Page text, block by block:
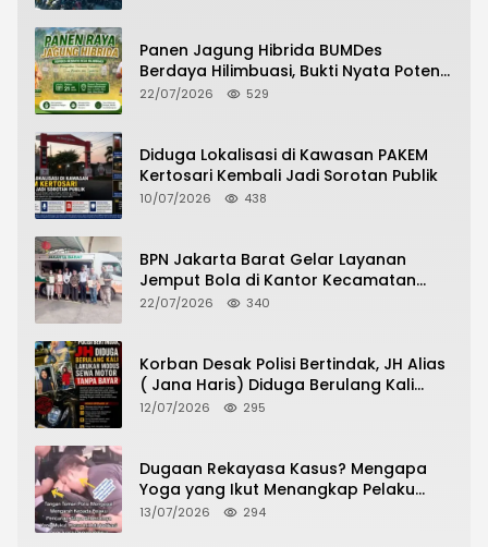
Panen Jagung Hibrida BUMDes
Berdaya Hilimbuasi, Bukti Nyata Potensi
Pertanian Desa
22/07/2026 529
Diduga Lokalisasi di Kawasan PAKEM
Kertosari Kembali Jadi Sorotan Publik
10/07/2026 438
BPN Jakarta Barat Gelar Layanan
Jemput Bola di Kantor Kecamatan
Grogol Petamburan, Warga Antusias
22/07/2026 340
Korban Desak Polisi Bertindak, JH Alias
( Jana Haris) Diduga Berulang Kali
Lakukan Modus Sewa Motor Tanpa
12/07/2026 295
Dugaan Rekayasa Kasus? Mengapa
Yoga yang Ikut Menangkap Pelaku
Pencurian Toko Ponsel di Pancur Batu
13/07/2026 294